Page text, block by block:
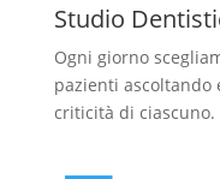
Studio
Ogni giorno
pazienti ascoltando
criticità di ciascuno.